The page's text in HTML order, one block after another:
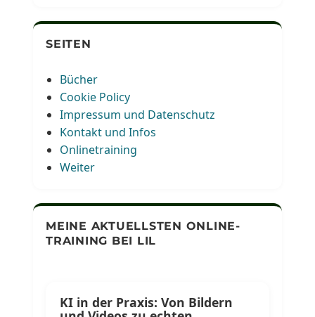
SEITEN
Bücher
Cookie Policy
Impressum und Datenschutz
Kontakt und Infos
Onlinetraining
Weiter
MEINE AKTUELLSTEN ONLINE-
TRAINING BEI LIL
KI in der Praxis: Von Bildern